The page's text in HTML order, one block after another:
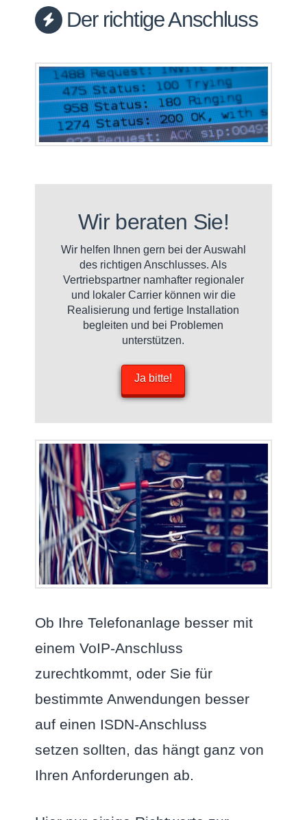
Der richtige Anschluss
Wir beraten Sie!
Wir helfen Ihnen gern bei der Auswahl
des richtigen Anschlusses. Als
Vertriebspartner namhafter regionaler
und lokaler Carrier können wir die
Realisierung und fertige Installation
begleiten und bei Problemen
unterstützen.
Ja bitte!
Ob Ihre Telefonanlage besser mit
einem VoIP-Anschluss
zurechtkommt, oder Sie für
bestimmte Anwendungen besser
auf einen ISDN-Anschluss
setzen sollten, das hängt ganz von
Ihren Anforderungen ab.